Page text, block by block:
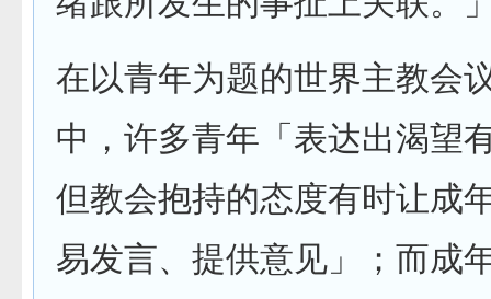
在以青年为题的世界主教会
中，许多青年「表达出渴望
但教会抱持的态度有时让成
易发言、提供意见」；而成